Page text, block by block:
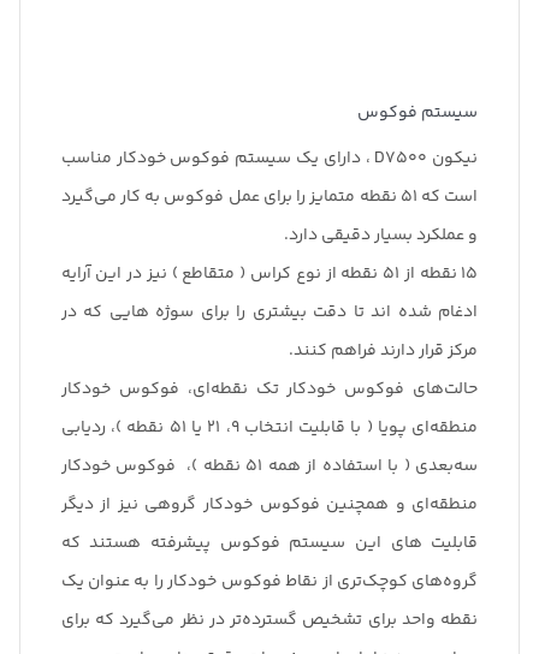
سیستم فوکوس
نیکون D7500 ، دارای یک سیستم فوکوس خودکار مناسب
است که 51 نقطه متمایز را برای عمل فوکوس به کار می‌گیرد
و عملکرد بسیار دقیقی دارد.
15 نقطه از 51 نقطه از نوع کراس ( متقاطع ) نیز در این آرایه
ادغام شده اند تا دقت بیشتری را برای سوژه هایی که در
مرکز قرار دارند فراهم کنند.
حالت‌های فوکوس خودکار تک نقطه‌ای، فوکوس خودکار
منطقه‌ای پویا ( با قابلیت انتخاب 9، 21 یا 51 نقطه )، ردیابی
سه‌بعدی ( با استفاده از همه 51 نقطه )، فوکوس خودکار
منطقه‌ای و همچنین فوکوس خودکار گروهی نیز از دیگر
قابلیت های این سیستم فوکوس پیشرفته هستند که
گروه‌های کوچک‌تری از نقاط فوکوس خودکار را به عنوان یک
نقطه واحد برای تشخیص گسترده‌تر در نظر می‌گیرد که برای